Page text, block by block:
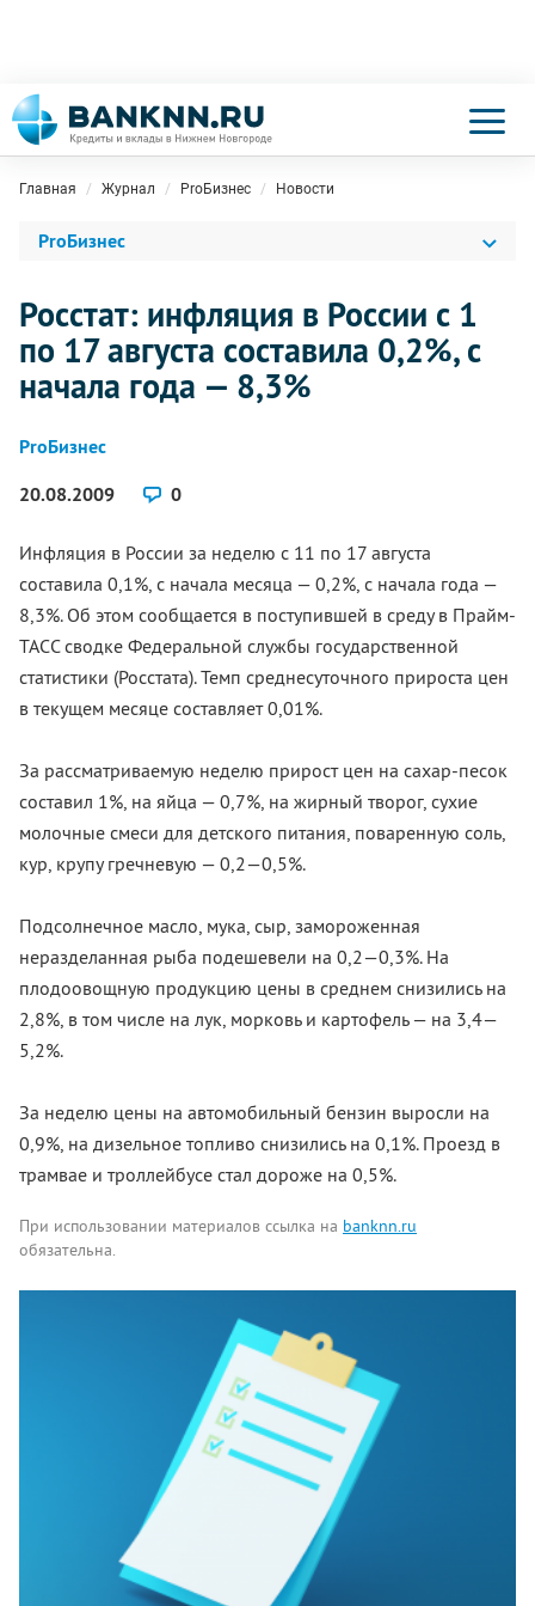
Главная Журнал ProБизнес Новости
ProБизнес
Росстат: инфляция в России с 1
по 17 августа составила 0,2%, с
начала года — 8,3%
ProБизнес
20.08.2009
0
Инфляция в России за неделю с 11 по 17 августа
составила 0,1%, с начала месяца — 0,2%, с начала года —
8,3%. Об этом сообщается в поступившей в среду в Прайм-
ТАСС сводке Федеральной службы государственной
статистики (Росстата). Темп среднесуточного прироста цен
в текущем месяце составляет 0,01%.
За рассматриваемую неделю прирост цен на сахар-песок
составил 1%, на яйца — 0,7%, на жирный творог, сухие
молочные смеси для детского питания, поваренную соль,
кур, крупу гречневую — 0,2—0,5%.
Подсолнечное масло, мука, сыр, замороженная
неразделанная рыба подешевели на 0,2—0,3%. На
плодоовощную продукцию цены в среднем снизились на
2,8%, в том числе на лук, морковь и картофель — на 3,4—
5,2%.
За неделю цены на автомобильный бензин выросли на
0,9%, на дизельное топливо снизились на 0,1%. Проезд в
трамвае и троллейбусе стал дороже на 0,5%.
При использовании материалов ссылка на banknn.ru
обязательна.